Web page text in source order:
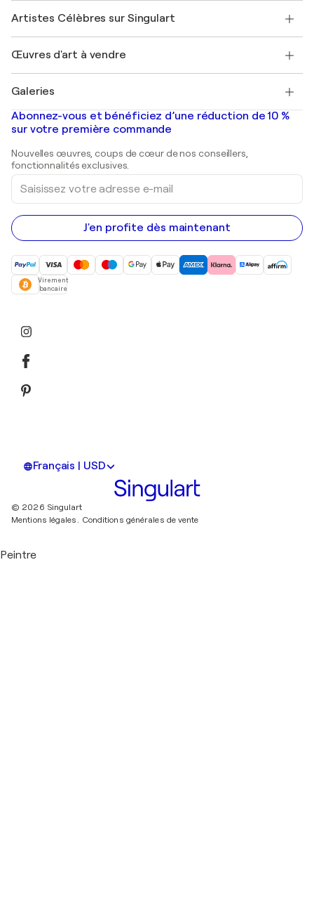
Mon compte
+33 1 76 44 06 42
Magazine Singulart
Emplois
Découvrez une sélection d'art original
Se connecter en tant qu'Artiste
Artistes Célèbres sur Singulart
Marc Chagall
Banksy
Mr. Brainwash
Shepard Fairey
Œuvres d'art à vendre
Tableaux abstraits à vendre
Peintures de paysage
Estampes
Peintures acryliques
Galeries
Galeries d'art en France
Galeries d'art en Belgique
Abonnez-vous et bénéficiez d’une réduction de 10 %
sur votre première commande
Nouvelles œuvres, coups de cœur de nos conseillers,
fonctionnalités exclusives.
Saisissez
votre
adresse
e-
mail
J'en profite dès maintenant
Virement
bancaire
Français | USD
© 2026 Singulart
Mentions légales. Conditions générales de vente
Peintre